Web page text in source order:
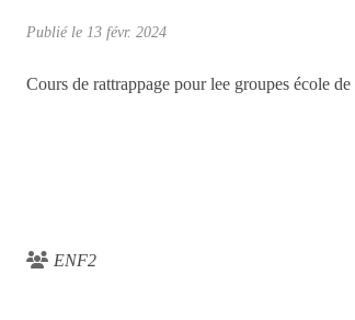
Publié le 13 févr. 2024
Cours de rattrappage pour lee groupes école
ENF2